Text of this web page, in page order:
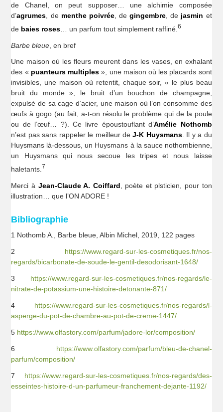
de Chanel, on peut supposer… une alchimie composée
d’agrumes , de menthe poivrée, degingembre , de jasmin et
de baies roses … un parfum tout simplement raffiné.6
Barbe bleue , en bref
Une maison où les fleurs meurent dans les vases, en exhalant
des « puanteurs multiples », une maison où les placards sont
invisibles, une maison où retentit, chaque soir, « le plus beau
bruit du monde », le bruit d’un bouchon de champagne,
expulsé de sa cage d’acier, une maison où l’on consomme des
œufs à gogo (au fait, a-t-on résolu le problème qui de la poule
ou de l’œuf… ?). Ce livre époustouflant d’Amélie Nothomb
n’est pas sans rappeler le meilleur deJ-K Huysmans. Il y a du
Huysmans là-dessous, un Huysmans à la sauce nothombienne,
un Huysmans qui nous secoue les tripes et nous laisse
haletants. 7
Merci à Jean-Claude A. Coiffard , poète et plsticien, pour ton
illustration… que l’ON ADORE !
Bibliographie
1 Nothomb A., Barbe bleue, Albin Michel, 2019, 122 pages
2 https://www.regard-sur-les-cosmetiques.fr/nos-
regards/bicarbonate-de-soude-le-gentil-desodorisant-1648/
3 https://www.regard-sur-les-cosmetiques.fr/nos-regards/le-
nitrate-de-potassium-une-histoire-detonante-871/
4 https://www.regard-sur-les-cosmetiques.fr/nos-regards/l-
asperge-du-pot-de-chambre-au-pot-de-creme-1447/
5 https://www.olfastory.com/parfum/jadore-lor/composition/
6 https://www.olfastory.com/parfum/bleu-de-chanel-
parfum/composition/
7 https://www.regard-sur-les-cosmetiques.fr/nos-regards/des-
esseintes-histoire-d-un-parfumeur-franchement-dejante-1192/